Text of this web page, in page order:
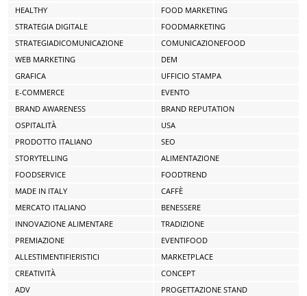
HEALTHY
FOOD MARKETING
STRATEGIA DIGITALE
FOODMARKETING
STRATEGIADICOMUNICAZIONE
COMUNICAZIONEFOOD
WEB MARKETING
DEM
GRAFICA
UFFICIO STAMPA
E-COMMERCE
EVENTO
BRAND AWARENESS
BRAND REPUTATION
OSPITALITÀ
USA
PRODOTTO ITALIANO
SEO
STORYTELLING
ALIMENTAZIONE
FOODSERVICE
FOODTREND
MADE IN ITALY
CAFFÈ
MERCATO ITALIANO
BENESSERE
INNOVAZIONE ALIMENTARE
TRADIZIONE
PREMIAZIONE
EVENTIFOOD
ALLESTIMENTIFIERISTICI
MARKETPLACE
CREATIVITÀ
CONCEPT
ADV
PROGETTAZIONE STAND